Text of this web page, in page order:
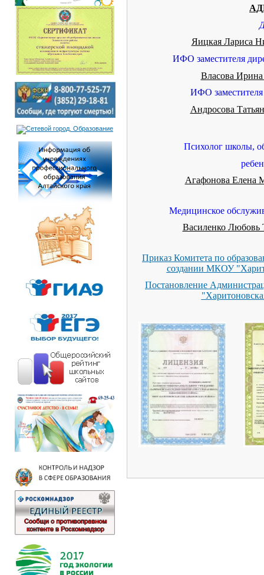
Яицкая Лариса
ИФО заместителя
Власова Ирина
ИФО заме
Андросова
Психолог школы,
Агафонова Елена
Медицинское
Василенко Любовь
Приказ Комитета по
создании МКОУ
Постановление